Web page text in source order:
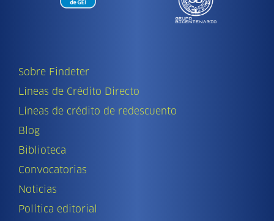
Sobre Findeter
Líneas de Crédito Directo
Líneas de crédito de redescuento
Blog
Biblioteca
Convocatorias
Noticias
Política editorial